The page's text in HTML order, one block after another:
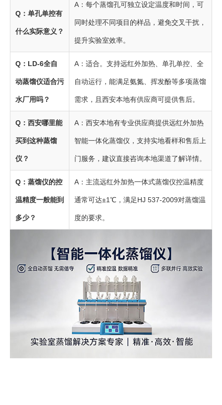
Q：单孔单控有
什么实际意义？
A：每个蒸馏孔可独立设定温度和时间，可
同时处理不同项目的样品，避免交叉干扰，
提升实验室效率。
Q：LD-6全自
动蒸馏仪适合污
水厂用吗？
A：适合。支持远红外加热、单孔单控、全
自动运行，能满足氨氮、挥发酚等多项蒸馏
需求，且西安本地有供应商可提供售后。
Q：西安哪里能
买到这种蒸馏
仪？
A：西安本地有专业供应商提供远红外加热
智能一体化蒸馏仪，支持实地看样和售后上
门服务，建议直接咨询本地渠道了解详情。
Q：蒸馏仪的控
温精度一般能到
多少？
A：主流远红外加热一体式蒸馏仪控温精度
通常可达±1℃，满足HJ 537-2009对蒸馏温
度的要求。